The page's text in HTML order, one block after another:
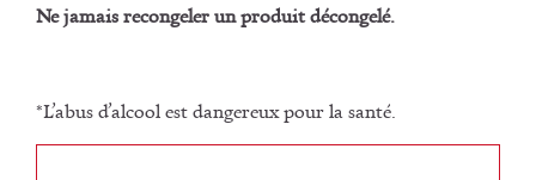
Ne jamais recongeler un produit décongelé.
*L’abus d’alcool est dangereux pour la santé.